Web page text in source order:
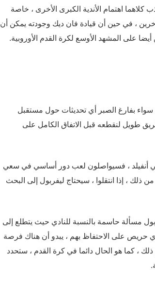
اهتمام الأندية الكبرى الأخرى ، خاصة
، في حين أن قيادة فان ديك وجودته يمكن أن
على المشهد الأوسع لكرة القدم الأوروبية.
بفارغ الصبر أي تحديثات حول مستقبل
طويل لنقطعه قبل الاتفاق الكامل على
في أنفيلد ، فسيواصلون لعب دور أساسي في سعي
، إذا انتقلوا ، سيحتاج ليفربول إلى البحث
مسألة حاسمة بالنسبة للنادي حيث يتطلع إلى
حريص على الاحتفاظ بهم ، يبدو أن هناك فرصة
، كما هو الحال دائما في كرة القدم ، ستحدد